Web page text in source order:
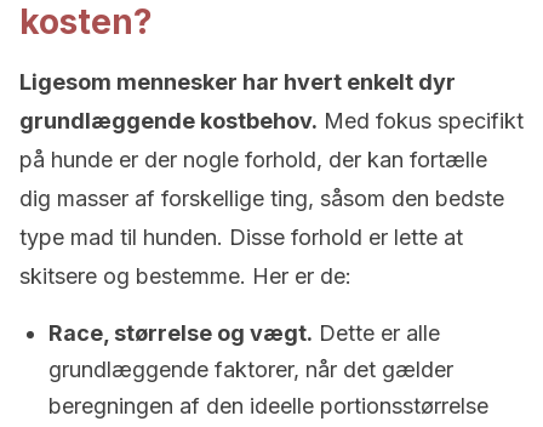
kosten?
Ligesom mennesker har hvert enkelt dyr
grundlæggende kostbehov. Med fokus specifikt
på hunde er der nogle forhold, der kan fortælle
dig masser af forskellige ting, såsom den bedste
type mad til hunden. Disse forhold er lette at
skitsere og bestemme. Her er de:
Race, størrelse og vægt. Dette er alle
grundlæggende faktorer, når det gælder
beregningen af ​​den ideelle portionsstørrelse